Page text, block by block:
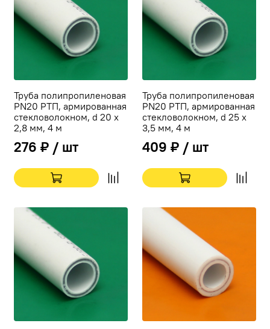
Труба полипропиленовая
PN20 РТП, армированная
стекловолокном, d 20 х
2,8 мм, 4 м
276 ₽ / шт
Труба полипропиленовая
PN20 РТП, армированная
стекловолокном, d 25 х
3,5 мм, 4 м
409 ₽ / шт